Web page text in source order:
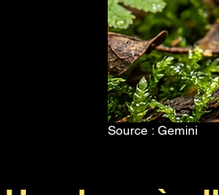
Source : Gemini